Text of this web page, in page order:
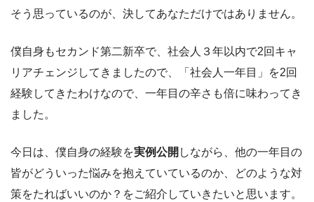
そう思っているのが、決してあなただけではありません。
僕自身もセカンド第二新卒で、社会人３年以内で2回キャ
リアチェンジしてきましたので、「社会人一年目」を2回
経験してきたわけなので、一年目の辛さも倍に味わってき
ました。
今日は、僕自身の経験を実例公開 しながら、他の一年目の
皆がどういった悩みを抱えていているのか、どのような対
策をたればいいのか？をご紹介していきたいと思います。